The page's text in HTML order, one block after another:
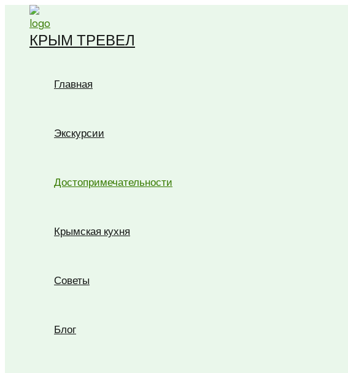
Перейти
содержимому
КРЫМ ТРЕВЕЛ
Главная
Экскурсии
Достопримечательности
Крымская кухня
Советы
Блог